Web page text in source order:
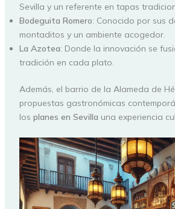
Sevilla y un referente en tapas
Bodeguita Romero: Conocido por sus
montaditos y un ambiente acogedor.
La Azotea: Donde la innovación se
tradición en cada plato.
Además, el barrio de la Alameda de
propuestas gastronómicas
los planes en Sevilla una experiencia